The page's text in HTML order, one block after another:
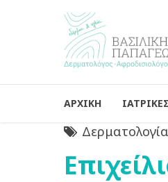
ΑΡΧΙΚΗ
Δερματολογία